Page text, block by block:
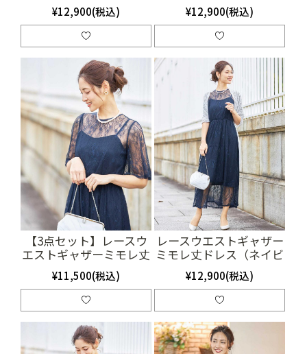
ー）（SET1007）
¥12,900(税込)
ー）（SET1008）
¥12,900(税込)
【3点セット】レースウ
エストギャザーミモレ丈
ドレス（ネイビー）
（SET2017）
¥11,500(税込)
レースウエストギャザー
ミモレ丈ドレス（ネイビ
ー）（SET2000）
¥12,900(税込)